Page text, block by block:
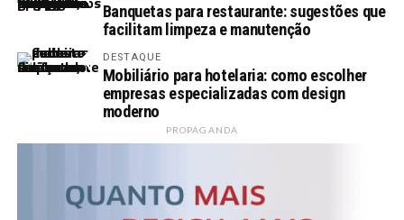
Banquetas para restaurante: sugestões que
facilitam limpeza e manutenção
DESTAQUE
Mobiliário para hotelaria: como escolher
empresas especializadas com design
moderno
PROPAGANDA